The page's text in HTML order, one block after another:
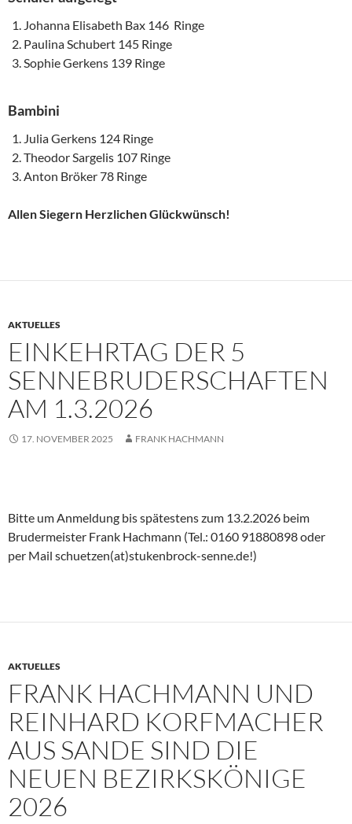
Johanna Elisabeth Bax 146 Ringe
Paulina Schubert 145 Ringe
Sophie Gerkens 139 Ringe
Bambini
Julia Gerkens 124 Ringe
Theodor Sargelis 107 Ringe
Anton Bröker 78 Ringe
Allen Siegern Herzlichen Glückwünsch!
AKTUELLES
EINKEHRTAG DER 5
SENNEBRUDERSCHAFTEN
AM 1.3.2026
17. NOVEMBER 2025 FRANK HACHMANN
Bitte um Anmeldung bis spätestens zum 13.2.2026 beim
Brudermeister Frank Hachmann (Tel.: 0160 91880898 oder
per Mail schuetzen(at)stukenbrock-senne.de!)
AKTUELLES
FRANK HACHMANN UND
REINHARD KORFMACHER
AUS SANDE SIND DIE
NEUEN BEZIRKSKÖNIGE
2026